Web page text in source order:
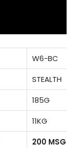
W6-BC
STEALTH
185G
11KG
200 MSG